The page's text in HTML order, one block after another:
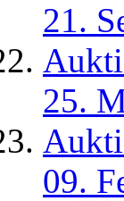
21.
25.
09.